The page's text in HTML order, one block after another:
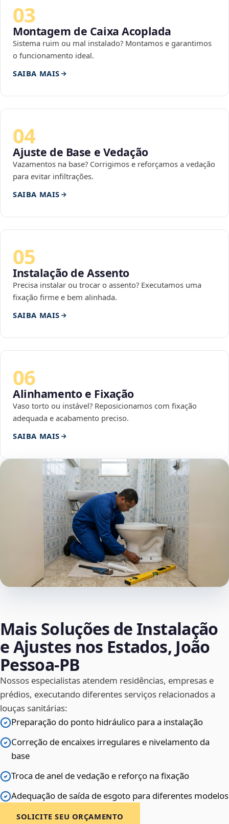
03
Montagem de Caixa Acoplada
Sistema ruim ou mal instalado? Montamos e garantimos
o funcionamento ideal.
SAIBA MAIS
04
Ajuste de Base e Vedação
Vazamentos na base? Corrigimos e reforçamos a vedação
para evitar infiltrações.
SAIBA MAIS
05
Instalação de Assento
Precisa instalar ou trocar o assento? Executamos uma
fixação firme e bem alinhada.
SAIBA MAIS
06
Alinhamento e Fixação
Vaso torto ou instável? Reposicionamos com fixação
adequada e acabamento preciso.
SAIBA MAIS
Mais Soluções de Instalação
e Ajustes nos Estados, João
Pessoa‑PB
Nossos especialistas atendem residências, empresas e
prédios, executando diferentes serviços relacionados a
louças sanitárias:
Preparação do ponto hidráulico para a instalação
Correção de encaixes irregulares e nivelamento da
base
Troca de anel de vedação e reforço na fixação
Adequação de saída de esgoto para diferentes modelos
SOLICITE SEU ORÇAMENTO